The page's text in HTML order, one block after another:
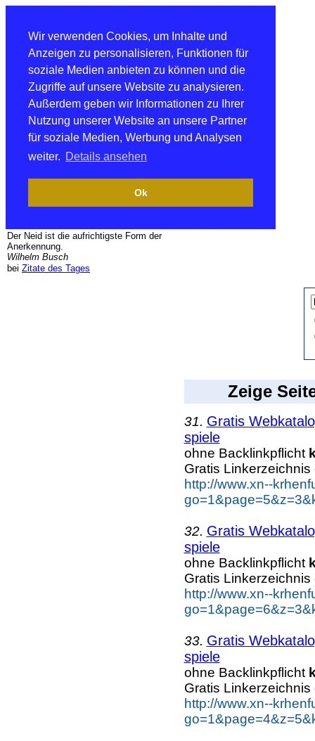
Wir verwenden Cookies, um Inhalte und
Anzeigen zu personalisieren, Funktionen für
soziale Medien anbieten zu können und die
Zugriffe auf unsere Website zu analysieren.
Außerdem geben wir Informationen zu Ihrer
Nutzung unserer Website an unsere Partner
für soziale Medien, Werbung und Analysen
weiter. Details ansehen
Ok
Der Neid ist die aufrichtigste Form der
Anerkennung.
Wilhelm Busch
bei Zitate des Tages
Zeige
31. Gratis
spiele
ohne Backlinkpflicht
Gratis Linkerzeichnis
http://www.xn--
32. Gratis
spiele
ohne Backlinkpflicht
Gratis Linkerzeichnis
http://www.xn--
33. Gratis
spiele
ohne Backlinkpflicht
Gratis Linkerzeichnis
http://www.xn--